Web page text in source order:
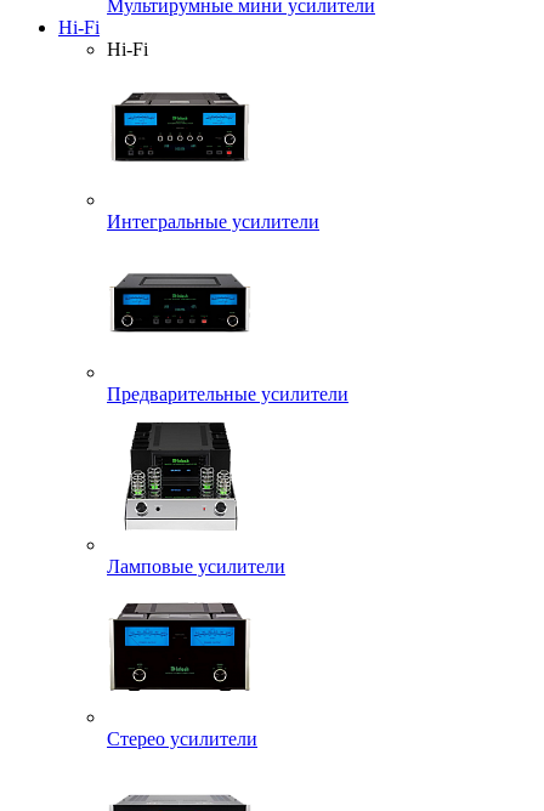
Мультирумные мини усилители
Hi-Fi
Hi-Fi
Интегральные усилители
Предварительные усилители
Ламповые усилители
Стерео усилители